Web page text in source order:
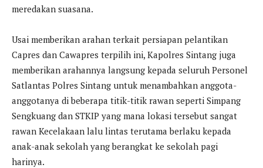
meredakan suasana.
Usai memberikan arahan terkait persiapan pelantikan
Capres dan Cawapres terpilih ini, Kapolres Sintang juga
memberikan arahannya langsung kepada seluruh Personel
Satlantas Polres Sintang untuk menambahkan anggota-
anggotanya di beberapa titik-titik rawan seperti Simpang
Sengkuang dan STKIP yang mana lokasi tersebut sangat
rawan Kecelakaan lalu lintas terutama berlaku kepada
anak-anak sekolah yang berangkat ke sekolah pagi
harinya.